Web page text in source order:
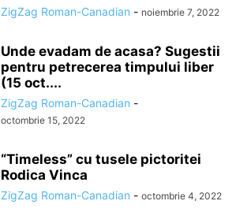
ZigZag Roman-Canadian - noiembrie 7, 2022
Unde evadam de acasa? Sugestii
pentru petrecerea timpului liber
(15 oct....
ZigZag Roman-Canadian -
octombrie 15, 2022
“Timeless” cu tusele pictoritei
Rodica Vinca
ZigZag Roman-Canadian - octombrie 4, 2022